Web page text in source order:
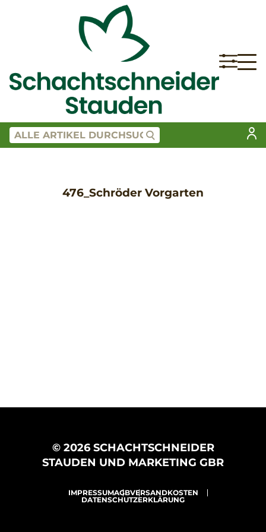
476_Schröder Vorgarten
© 2026 SCHACHTSCHNEIDER
STAUDEN UND MARKETING GBR
IMPRESSUMAGBVERSANDKOSTEN
DATENSCHUTZERKLÄRUNG